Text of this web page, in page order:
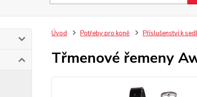
Úvod Potřeby pro koně Příslušenství k
Třmenové řemeny